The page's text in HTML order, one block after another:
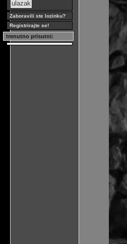
Zaboravili ste lozinku?
Registrirajte se!
trenutno prisutni: